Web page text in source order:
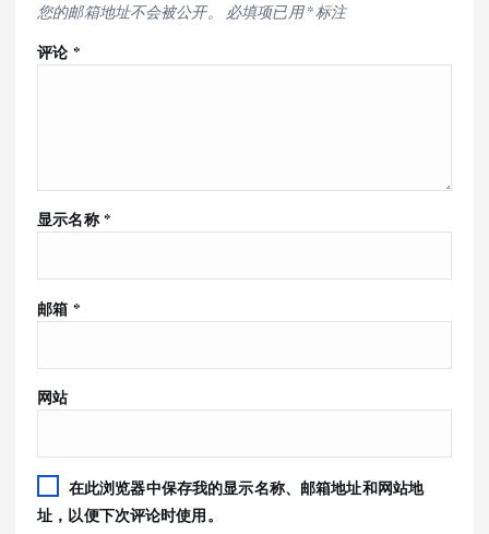
您的邮箱地址不会被公开。 必填项已用*标注
评论 *
显示名称 *
邮箱 *
网站
在此浏览器中保存我的显示名称、邮箱地址和网站地
址，以便下次评论时使用。